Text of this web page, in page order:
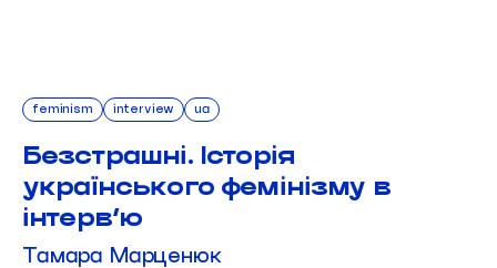
feminism interview ua
Безстрашні. Історія
українського фемінізму в
інтерв’ю
Тамара Марценюк